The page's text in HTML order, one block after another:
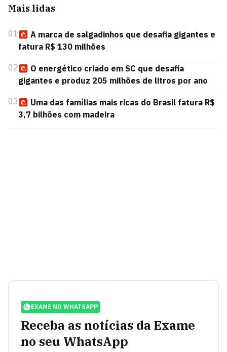
Mais lidas
01
A marca de salgadinhos que desafia gigantes e
fatura R$ 130 milhões
02
O energético criado em SC que desafia
gigantes e produz 205 milhões de litros por ano
03
Uma das famílias mais ricas do Brasil fatura R$
3,7 bilhões com madeira
EXAME NO WHATSAPP
Receba as notícias da Exame
no seu WhatsApp